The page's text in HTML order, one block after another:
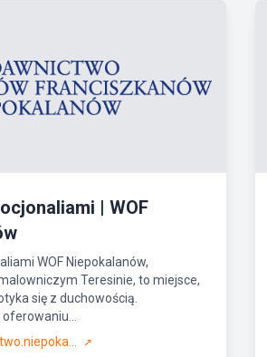
| WOF
WOF Niepokalanów,
Teresinie, to miejsce,
się z duchowością.
↗